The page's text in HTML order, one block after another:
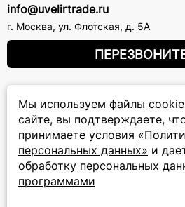
Мы используем файлы
сайте, вы подтверждаете,
принимаете условия
персональных данных» и
обработку персональных
программами
info@uvelirtrade.ru
г. Москва, ул. Флотская, д. 5А
8 (800) 777-72-69
прием звонков: круглосуточно
ПОДПИСКА НА РАССЫЛКУ